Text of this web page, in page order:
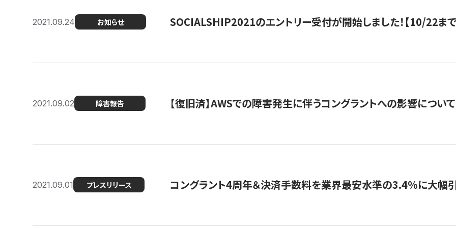
2021.09.24 お知らせ SOCIALSHIP2021のエントリー受付が開始しました！【10/22まで
2021.09.02 障害報告 【復旧済】AWSでの障害発生に伴うコングラントへの影響について
2021.09.01 プレスリリース コングラント4周年＆決済手数料を業界最安水準の3.4％に大幅